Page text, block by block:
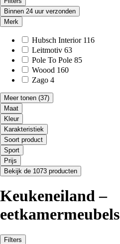
Binnen 24 uur verzonden
Merk
Hubsch Interior 116
Leitmotiv 63
Pole To Pole 85
Woood 160
Zago 4
Meer tonen (37)
Maat
Kleur
Karakteristiek
Soort product
Sport
Prijs
Bekijk de 1073 producten
Keukeneiland –
eetkamermeubels
Filters